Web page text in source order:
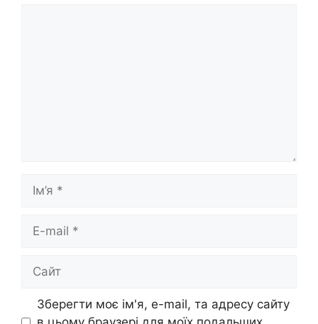
Ім’я
Сайт
Зберегти моє ім'я, e-mail, та адресу сайту